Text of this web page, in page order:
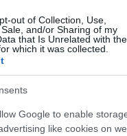
out of Collection, Use,
and/or Sharing of my
that Is Unrelated with the
which it was collected.
Google to enable
like cookies on